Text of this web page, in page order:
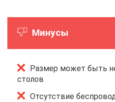
Минусы
Размер может быть
столов
Отсутствие